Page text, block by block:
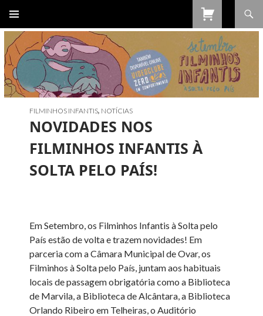
PARA
O
CONTEÚDO
FILMINHOS INFANTIS, NOTÍCIAS
NOVIDADES NOS
FILMINHOS INFANTIS À
SOLTA PELO PAÍS!
Em Setembro, os Filminhos Infantis à Solta pelo
País estão de volta e trazem novidades! Em
parceria com a Câmara Municipal de Ovar, os
Filminhos à Solta pelo País, juntam aos habituais
locais de passagem obrigatória como a Biblioteca
de Marvila, a Biblioteca de Alcântara, a Biblioteca
Orlando Ribeiro em Telheiras, o Auditório